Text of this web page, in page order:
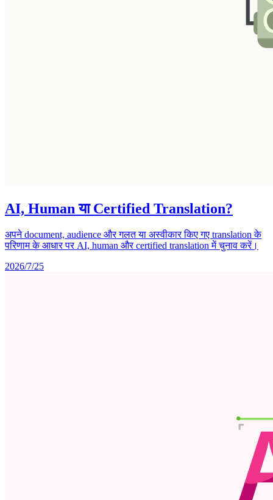
AI, Human या Certified Translation?
अपने document, audience और गलत या अस्वीकार किए गए translation के
परिणाम के आधार पर AI, human और certified translation में चुनाव करें।
2026/7/25